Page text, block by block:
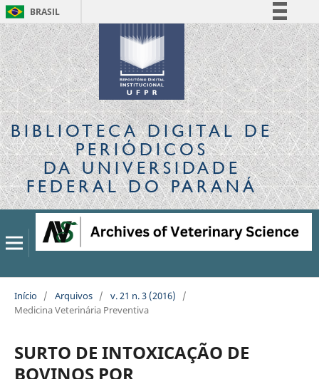
BRASIL
Simplifique!
Comunica BR
Participe
Acesso à informação
Legislação
Canais
BIBLIOTECA DIGITALDE
PERIÓDICOS
DA UNIVERSIDADE
FEDERAL DO PARANÁ
Início / Arquivos / v. 21 n. 3 (2016)
/
Medicina Veterinária Preventiva
SURTO DE INTOXICAÇÃO DE
BOVINOS POR